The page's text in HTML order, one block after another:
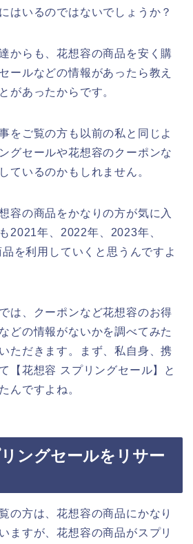
はいるのではないでしょうか？
からも、花想容の商品を安く購
ールなどの情報があったら教え
があったからです。
をご覧の方も以前の私と同じよ
グセールや花想容のクーポンな
ているのかもしれません。
容の商品をかなりの方が気に入
2021年、2022年、2023年、
を利用していくと思うんですよ
は、クーポンなど花想容のお得
どの情報がないかを調べてみた
ただきます。まず、私自身、携
【花想容 スプリングセール】と
んですよね。
ングセールをリサー
の方は、花想容の商品にかなり
ますが、花想容の商品がスプリ